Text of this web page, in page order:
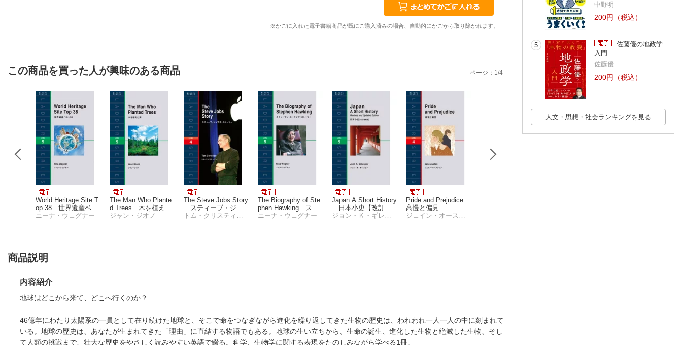
※かごに入れた電子書籍商品が既にご購入済みの場合、自動的にかごから取り除かれます。
この商品を買った人が興味のある商品
World Heritage Site T
op 38 世界遺産ベス
ト38
ニーナ・ウェグナー
The Man Who Plante
d Trees 木を植えた
男
ジャン・ジオノ
The Steve Jobs Story
スティーブ・ジョ
ブズ・ストーリー
The Biography of Ste
phen Hawking ステ
ィーヴン・ホーキン
ニーナ・ウェグナー
Japan A Short History
日本小史【改訂増
補版】
Pride and Prejudice
高慢と偏見
ページ： 1 /4
商品説明
内容紹介
地球はどこから来て、どこへ行くのか？
46億年にわたり太陽系の一員として在り続けた地球と、そこで命をつなぎながら進化を繰り返してきた生物の歴史は、われわれ一人一人の中に刻まれて
いる。地球の歴史は、あなたが生まれてきた「理由」に直結する物語でもある。地球の生い立ちから、生命の誕生、進化した生物と絶滅した生物、そし
て人類の挑戦まで、壮大な歴史をやさしく読みやすい英語で綴る。科学、生物学に関する表現をたのしみながら学べる1冊。
中野明
200円（税込）
5
佐藤優の地政学
入門
佐藤優
200円（税込）
人文・思想・社会ランキングを見る